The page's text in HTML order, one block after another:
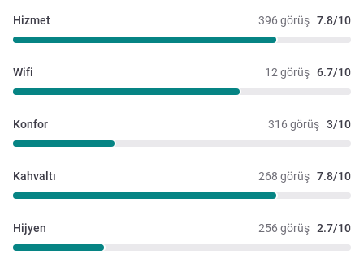
396 görüş 7.8/10
Hizmet
12 görüş 6.7/10
Wifi
316 görüş 3/10
Konfor
268 görüş 7.8/10
Kahvaltı
256 görüş 2.7/10
Hijyen